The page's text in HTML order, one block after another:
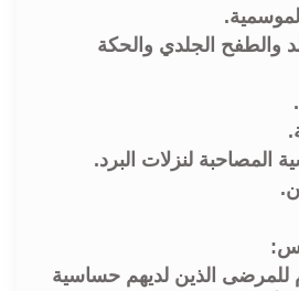
والطفح الجلدي والحكة
المصاحبة لنزلات البرد.
للمرضى الذين لديهم حساسية